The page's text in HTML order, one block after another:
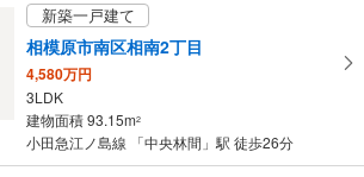
新築一戸建て
相模原市南区相南2丁目
4,580万円
3LDK
建物面積 93.15m2
小田急江ノ島線 「中央林間」駅 徒歩26分